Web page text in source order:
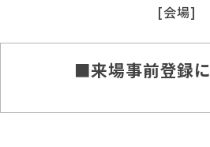
[会場]
■来場事前登録